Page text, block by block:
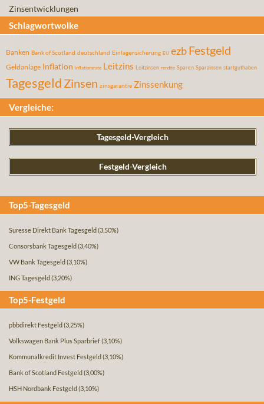
Zinsentwicklungen
Schlagwortwolke
Banken Bank of Scotland deutschland Einlagensicherung EU ezbFestgeld
Geldanlage Inflation inflationsrate Leitzins Leitzinsen rendite Sparen Sparzinsen startguthaben
Tagesgeld Zinsen zinsgarantie Zinssenkung
Vergleiche:
Tagesgeld-Vergleich
Festgeld-Vergleich
Top5-Tagesgeld
Suresse Direkt Bank Tagesgeld (3,50%)
Consorsbank Tagesgeld (3,40%)
VW Bank Tagesgeld (3,10%)
ING Tagesgeld (3,20%)
Top5-Festgeld
pbbdirekt Festgeld (3,25%)
Volkswagen Bank Plus Sparbrief(3,10%)
Kommunalkredit Invest Festgeld (3,10%)
Bank of Scotland Festgeld (3,00%)
HSH Nordbank Festgeld (3,10%)